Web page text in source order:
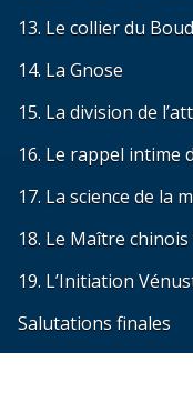
13. Le collier du
14. La Gnose
15. La division de
16. Le rappel intime
17. La science de la
18. Le Maître chinois
19. L’Initiation
Salutations finales